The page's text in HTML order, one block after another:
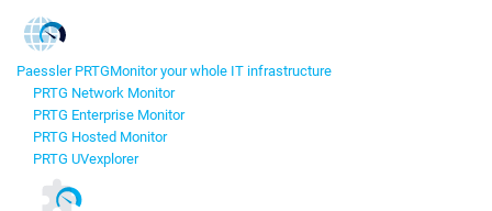
Paessler PRTGMonitor your whole IT infrastructure
PRTG Network Monitor
PRTG Enterprise Monitor
PRTG Hosted Monitor
PRTG UVexplorer